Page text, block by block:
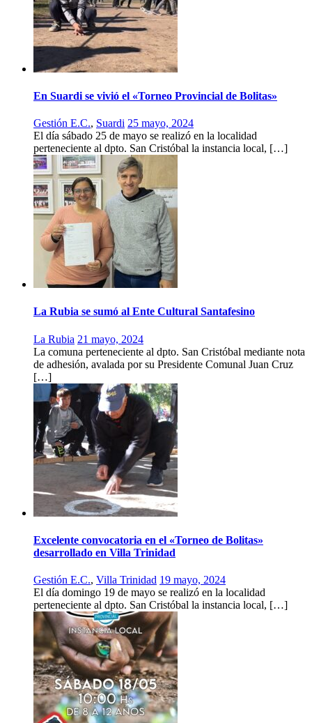
En Suardi se vivió el «Torneo Provincial de Bolitas»
Gestión E.C., Suardi 25 mayo, 2024
El día sábado 25 de mayo se realizó en la localidad
perteneciente al dpto. San Cristóbal la instancia local, […]
La Rubia se sumó al Ente Cultural Santafesino
La Rubia 21 mayo, 2024
La comuna perteneciente al dpto. San Cristóbal mediante nota
de adhesión, avalada por su Presidente Comunal Juan Cruz
[…]
Excelente convocatoria en el «Torneo de Bolitas»
desarrollado en Villa Trinidad
Gestión E.C., Villa Trinidad 19 mayo, 2024
El día domingo 19 de mayo se realizó en la localidad
perteneciente al dpto. San Cristóbal la instancia local, […]